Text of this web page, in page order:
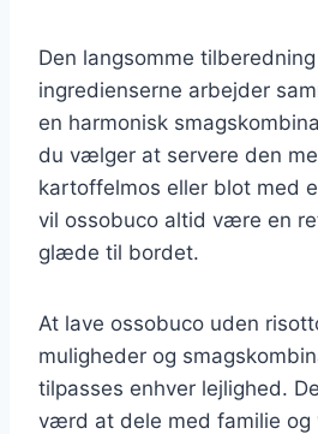
Den langsomme
ingredienserne arbejder
en harmonisk
du vælger at servere den
kartoffelmos eller blot med
vil ossobuco altid være en
glæde til bordet.
At lave ossobuco uden
muligheder og
tilpasses enhver lejlighed.
værd at dele med familie og